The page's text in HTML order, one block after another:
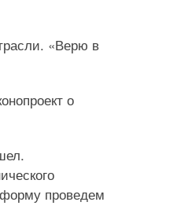
«Верю в
о
проведем